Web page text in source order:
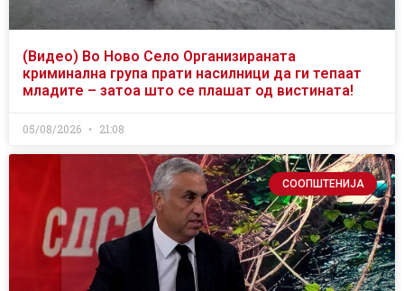
(Видео) Во Ново Село Организираната
криминална група прати насилници да ги тепаат
младите – затоа што се плашат од вистината!
05/08/2026 21:08
СООПШТЕНИЈА